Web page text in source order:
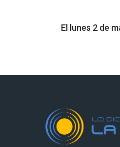
El lunes 2 de